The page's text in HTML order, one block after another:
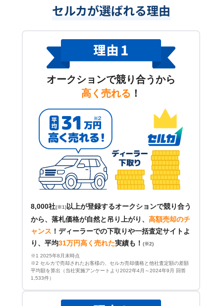
セルカが選ばれる理由
オークションで競り合うから
高く売れる ！
8,000社(※1) 以上が登録するオークションで競り合う
から、落札価格が自然と吊り上がり、 高額売却のチ
ャンス ！ ディーラーでの下取りや一括査定サイトよ
り、平均31万円高く売れた実績も！ (※2)
※1 2025年8月末時点
※2 セルカで売却されたお客様の、セルカ売却価格と他社査定額の差額
平均額を算出（当社実施アンケートより2022年4月～2024年9月 回答
1,533件）